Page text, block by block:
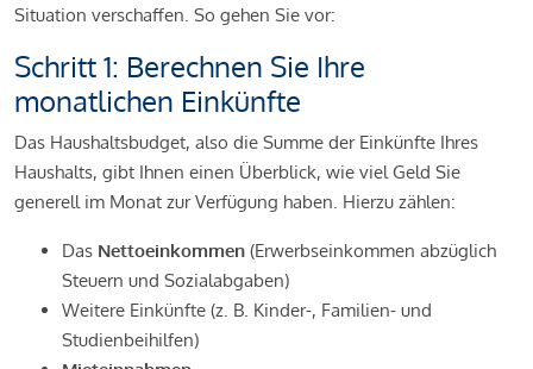
Situation verschaffen. So gehen Sie vor:
Schritt 1: Berechnen Sie Ihre
monatlichen Einkünfte
Das Haushaltsbudget, also die Summe der Einkünfte Ihres
Haushalts, gibt Ihnen einen Überblick, wie viel Geld Sie
generell im Monat zur Verfügung haben. Hierzu zählen:
Das Nettoeinkommen (Erwerbseinkommen abzüglich
Steuern und Sozialabgaben)
Weitere Einkünfte (z. B. Kinder-, Familien- und
Studienbeihilfen)